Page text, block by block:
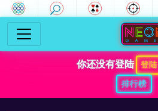
你还没有登陆 登陆
排行榜